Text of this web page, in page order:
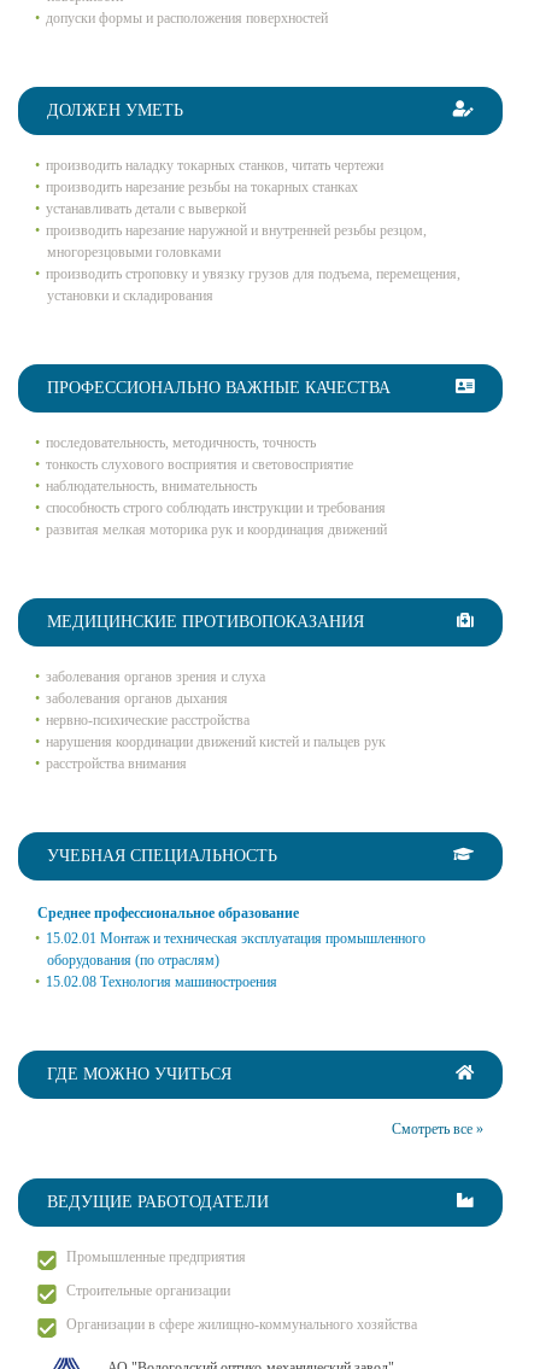
допуски формы и расположения поверхностей
ДОЛЖЕН УМЕТЬ
производить наладку токарных станков, читать чертежи
производить нарезание резьбы на токарных станках
устанавливать детали с выверкой
производить нарезание наружной и внутренней резьбы резцом,
многорезцовыми головками
производить строповку и увязку грузов для подъема, перемещения,
установки и складирования
ПРОФЕССИОНАЛЬНО ВАЖНЫЕ КАЧЕСТВА
последовательность, методичность, точность
тонкость слухового восприятия и световосприятие
наблюдательность, внимательность
способность строго соблюдать инструкции и требования
развитая мелкая моторика рук и координация движений
МЕДИЦИНСКИЕ ПРОТИВОПОКАЗАНИЯ
заболевания органов зрения и слуха
заболевания органов дыхания
нервно-психические расстройства
нарушения координации движений кистей и пальцев рук
расстройства внимания
УЧЕБНАЯ СПЕЦИАЛЬНОСТЬ
Среднее профессиональное образование
15.02.01 Монтаж и техническая эксплуатация промышленного
оборудования (по отраслям)
15.02.08 Технология машиностроения
ГДЕ МОЖНО УЧИТЬСЯ
Смотреть все »
ВЕДУЩИЕ РАБОТОДАТЕЛИ
Промышленные предприятия
Строительные организации
Организации в сфере жилищно-коммунального хозяйства